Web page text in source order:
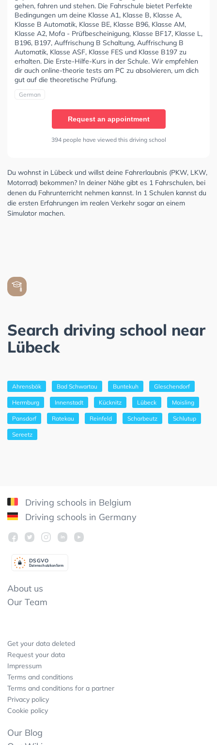
gehen, fahren und stehen. Die Fahrschule bietet Perfekte
Bedingungen um deine Klasse A1, Klasse B, Klasse A,
Klasse B Automatik, Klasse BE, Klasse B96, Klasse AM,
Klasse A2, Mofa - Prüfbescheinigung, Klasse BF17, Klasse L,
B196, B197, Auffrischung B Schaltung, Auffrischung B
Automatik, Klasse ASF, Klasse FES und Klasse B197 zu
erhalten. Die Erste-Hilfe-Kurs in der Schule. Wir empfehlen
dir auch online-theorie tests am PC zu absolvieren, um dich
gut auf die theoretische Prüfung.
German
Request an appointment
394 people have viewed this driving school
Du wohnst in Lübeck und willst deine Fahrerlaubnis (PKW, LKW,
Motorrad) bekommen? In deiner Nähe gibt es 1 Fahrschulen, bei
denen du Fahrunterricht nehmen kannst. In 1 Schulen kannst du
die ersten Erfahrungen im realen Verkehr sogar an einem
Simulator machen.
Search driving school near
Lübeck
Ahrensbök Bad Schwartau Buntekuh Gleschendorf
Herrnburg Innenstadt Kücknitz Lübeck Moisling
Pansdorf Ratekau Reinfeld Scharbeutz Schlutup
Sereetz
Driving schools in Belgium
Driving schools in Germany
Datenschutzkonform
DSGVO
About us
Our Team
Get your data deleted
Request your data
Impressum
Terms and conditions
Terms and conditions for a partner
Privacy policy
Cookie policy
Our Blog